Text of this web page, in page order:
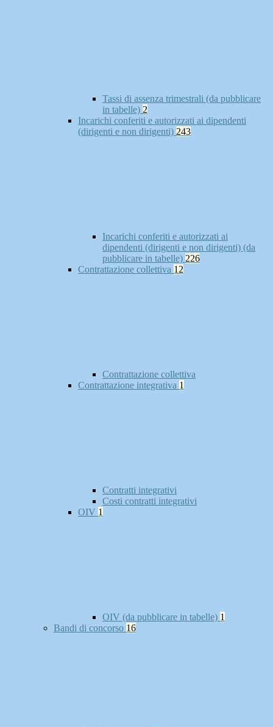
Tassi di assenza trimestrali (da pubblicare
in tabelle) 2
Incarichi conferiti e autorizzati ai dipendenti
(dirigenti e non dirigenti) 243
Incarichi conferiti e autorizzati ai
dipendenti (dirigenti e non dirigenti) (da
pubblicare in tabelle) 226
Contrattazione collettiva 12
Contrattazione collettiva
Contrattazione integrativa 1
Contratti integrativi
Costi contratti integrativi
OIV 1
OIV (da pubblicare in tabelle) 1
Bandi di concorso 16